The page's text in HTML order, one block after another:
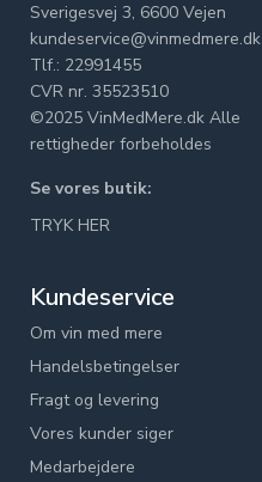
Sverigesvej 3, 6600 Vejen
kundeservice@vinmedmere.dk
Tlf.: 22991455
CVR nr. 35523510
©2025 VinMedMere.dk Alle
rettigheder forbeholdes
Se vores butik:
TRYK HER
Kundeservice
Om vin med mere
Handelsbetingelser
Fragt og levering
Vores kunder siger
Medarbejdere